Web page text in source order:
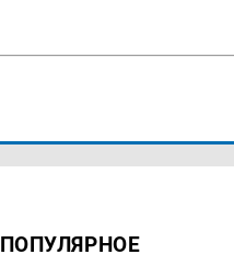
ПОПУЛЯРНОЕ